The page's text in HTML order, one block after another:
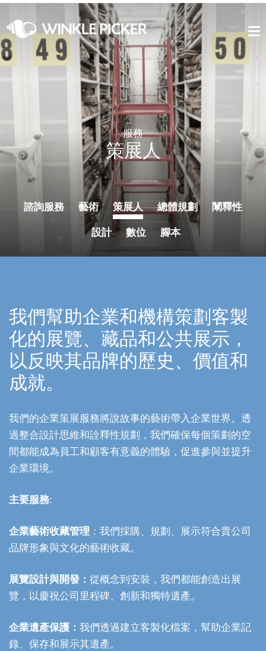
服務
策展人
諮詢服務 藝術 策展人 總體規劃
闡釋性
設計
數位 腳本
我們幫助企業和機構策劃客製
化的展覽、藏品和公共展示，
以反映其品牌的歷史、價值和
成就。
我們的企業策展服務將說故事的藝術帶入企業世界。透
過整合設計思維和詮釋性規劃，我們確保每個策劃的空
間都能成為員工和顧客有意義的體驗，促進參與並提升
企業環境。
主要服務:
企業藝術收藏管理 ：我們採購、規劃、展示符合貴公司
品牌形象與文化的藝術收藏。
展覽設計與開發： 從概念到安裝，我們都能創造出展
覽，以慶祝公司里程碑、創新和獨特遺產。
企業遺產保護： 我們透過建立客製化檔案，幫助企業記
錄、保存和展示其遺產。